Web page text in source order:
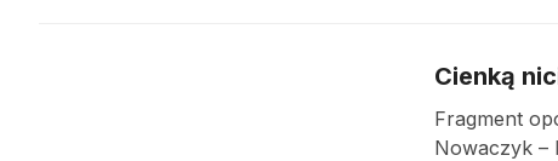
Cienką
Fragment
Nowaczyk –